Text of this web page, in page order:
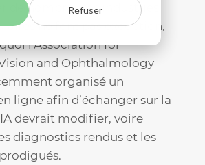
Refuser
de nombreuses industries.
ne font pas exception,
l’Association for
and Ophthalmology
organisé un
ligne afin d’échanger sur la
devrait modifier, voire
diagnostics rendus et les